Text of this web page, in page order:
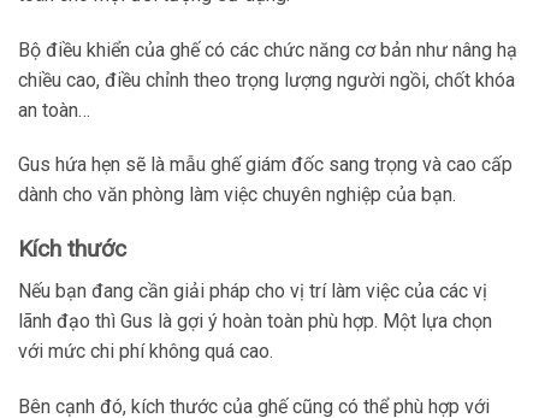
Bộ điều khiển của ghế có các chức năng cơ bản như nâng hạ
chiều cao, điều chỉnh theo trọng lượng người ngồi, chốt khóa
an toàn…
Gus hứa hẹn sẽ là mẫu ghế giám đốc sang trọng và cao cấp
dành cho văn phòng làm việc chuyên nghiệp của bạn.
Kích thước
Nếu bạn đang cần giải pháp cho vị trí làm việc của các vị
lãnh đạo thì Gus là gợi ý hoàn toàn phù hợp. Một lựa chọn
với mức chi phí không quá cao.
Bên cạnh đó, kích thước của ghế cũng có thể phù hợp với